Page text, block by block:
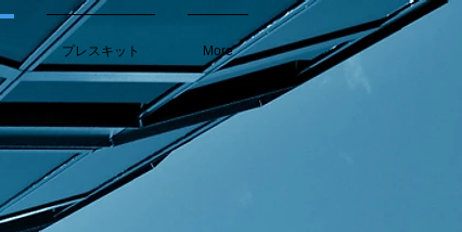
プレスキット More